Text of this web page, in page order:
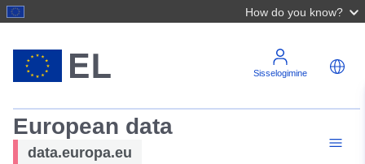
How do you know?
Sisselogimine
European data
data.europa.eu